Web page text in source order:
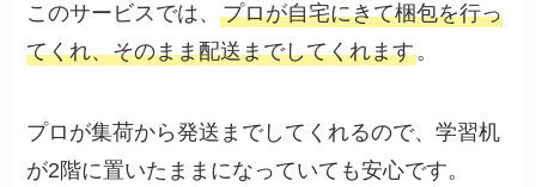
このサービスでは、プロが自宅にきて梱包を行っ
てくれ、そのまま配送までしてくれます。
プロが集荷から発送までしてくれるので、学習机
が2階に置いたままになっていても安心です。